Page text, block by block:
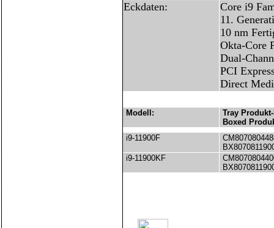
Eckdaten:
Core i9
11.
10 nm
Okta-Core
Dual-
PCI
Direct
Modell:
Tray
Boxed
i9-11900F
i9-11900KF